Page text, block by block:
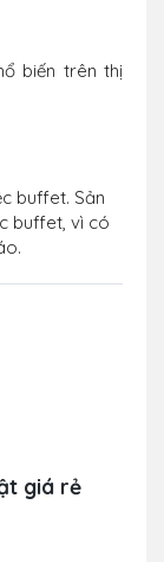
biến trên thị
buffet. Sản
buffet, vì có
giá rẻ